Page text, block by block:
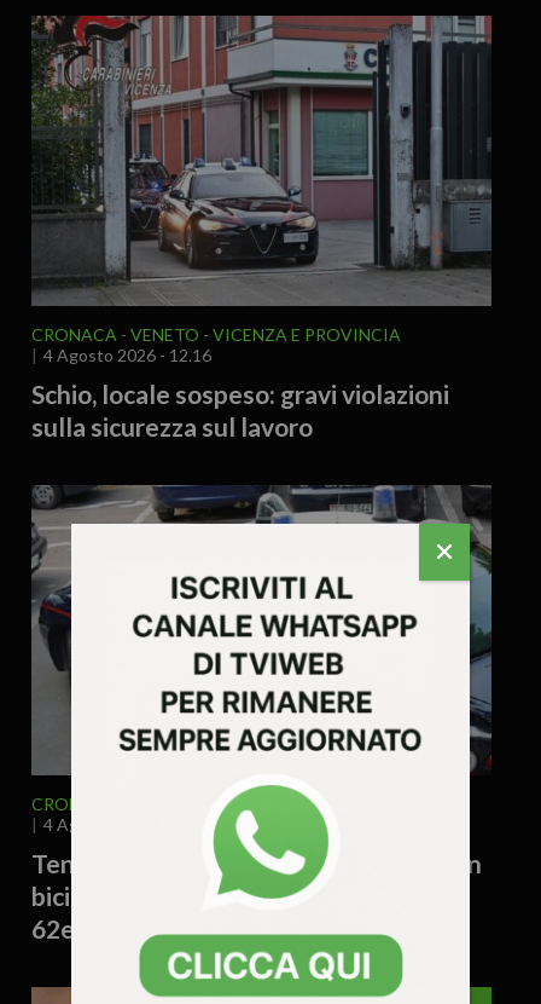
CRONACA VENETO
VICENZA E PROVINCIA
4 Agosto 2026 - 12.16
Schio, locale sospeso: gravi violazioni
sulla sicurezza sul lavoro
CRONACA
VICENZA E PROVINCIA
4 Agosto 2026 - 12.14
Tenta di rubare la borsa a una 71enne in
bicicletta e la fa cadere: denunciato un
62enne